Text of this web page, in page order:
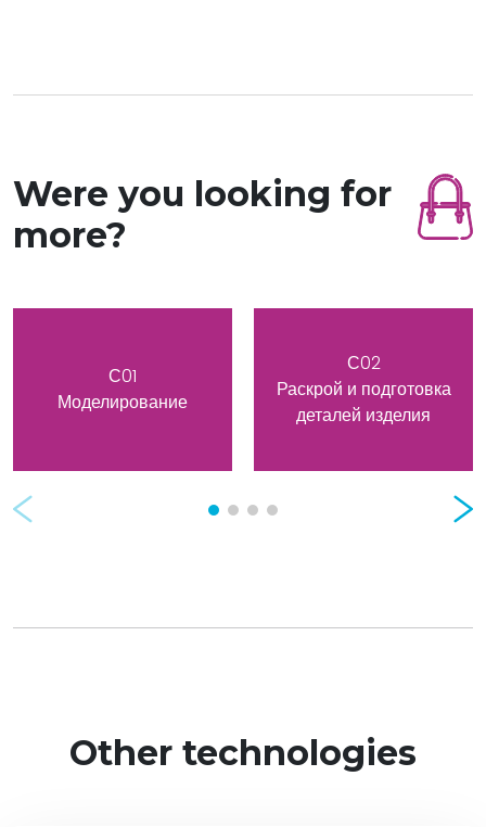
Were you looking for
more?
С01
Моделирование
С02
Раскрой и подготовка
деталей изделия
Prev
Other technologies